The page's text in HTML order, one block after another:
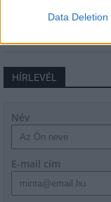
Data Deletion
HÍRLEVÉL
Név
E-mail cím